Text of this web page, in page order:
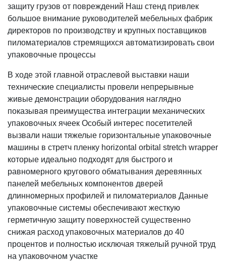
защиту грузов от повреждений Наш стенд привлек
большое внимание руководителей мебельных фабрик
директоров по производству и крупных поставщиков
пиломатериалов стремящихся автоматизировать свои
упаковочные процессы
В ходе этой главной отраслевой выставки наши
технические специалисты провели непрерывные
живые демонстрации оборудования наглядно
показывая преимущества интеграции механических
упаковочных ячеек Особый интерес посетителей
вызвали наши тяжелые горизонтальные упаковочные
машины в стретч пленку horizontal orbital stretch wrapper
которые идеально подходят для быстрого и
равномерного кругового обматывания деревянных
панелей мебельных компонентов дверей
длинномерных профилей и пиломатериалов Данные
упаковочные системы обеспечивают жесткую
герметичную защиту поверхностей существенно
снижая расход упаковочных материалов до 40
процентов и полностью исключая тяжелый ручной труд
на упаковочном участке